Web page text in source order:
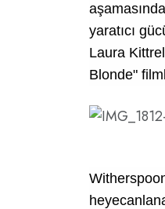
yaratıcı
Laura
Blonde"